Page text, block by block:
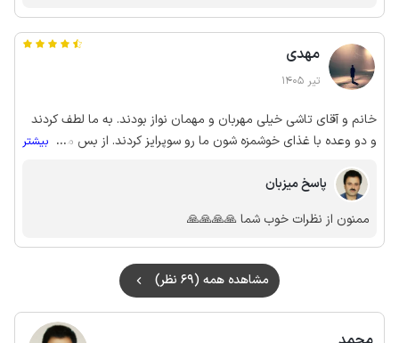
مهدی
تیر 1405
خانم و آقای تاشی خیلی مهربان و مهمان نواز بودند. به ما لطف کردند
و دو وعده با غذای خوشمزه شون ما رو سوپرایز کردند. از بس مهربونن
... بیشتر
پاسخ میزبان
ممنون از نظرات خوب شما 🙏🙏🙏🙏
مشاهده همه (69 نظر)